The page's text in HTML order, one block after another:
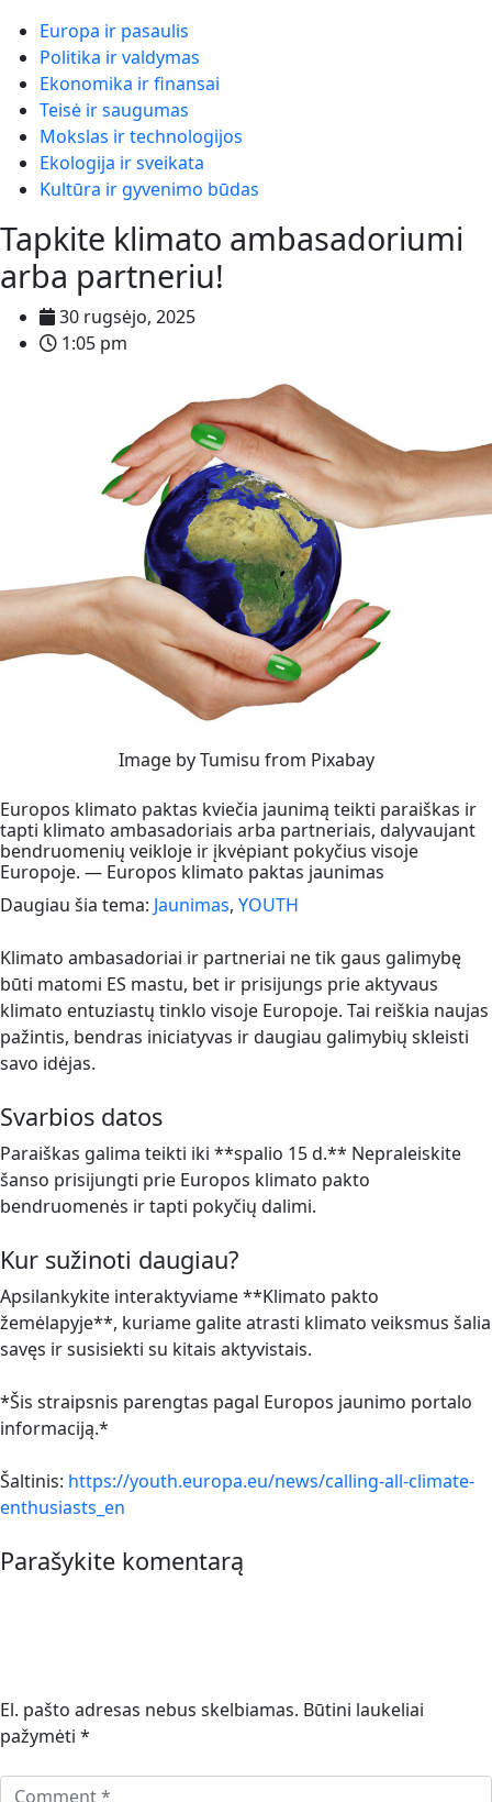
Europa ir pasaulis
Politika ir valdymas
Ekonomika ir finansai
Teisė ir saugumas
Mokslas ir technologijos
Ekologija ir sveikata
Kultūra ir gyvenimo būdas
Tapkite klimato ambasadoriumi
arba partneriu!
30 rugsėjo, 2025
1:05 pm
Image by Tumisu from Pixabay
Europos klimato paktas kviečia jaunimą teikti paraiškas ir
tapti klimato ambasadoriais arba partneriais, dalyvaujant
bendruomenių veikloje ir įkvėpiant pokyčius visoje
Europoje. — Europos klimato paktas jaunimas
Daugiau šia tema: Jaunimas, YOUTH
Klimato ambasadoriai ir partneriai ne tik gaus galimybę
būti matomi ES mastu, bet ir prisijungs prie aktyvaus
klimato entuziastų tinklo visoje Europoje. Tai reiškia naujas
pažintis, bendras iniciatyvas ir daugiau galimybių skleisti
savo idėjas.
Svarbios datos
Paraiškas galima teikti iki **spalio 15 d.** Nepraleiskite
šanso prisijungti prie Europos klimato pakto
bendruomenės ir tapti pokyčių dalimi.
Kur sužinoti daugiau?
Apsilankykite interaktyviame **Klimato pakto
žemėlapyje**, kuriame galite atrasti klimato veiksmus šalia
savęs ir susisiekti su kitais aktyvistais.
*Šis straipsnis parengtas pagal Europos jaunimo portalo
informaciją.*
Šaltinis: https://youth.europa.eu/news/calling-all-climate-
enthusiasts_en
Parašykite komentarą
El. pašto adresas nebus skelbiamas. Būtini laukeliai
pažymėti *